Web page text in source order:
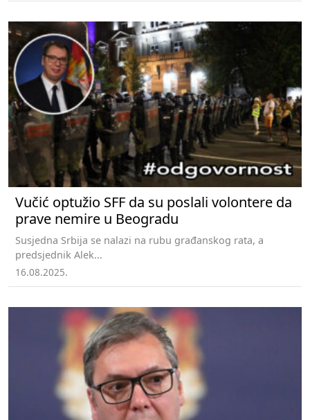
Vučić optužio SFF da su poslali volontere da
prave nemire u Beogradu
Susjedna Srbija se nalazi na rubu građanskog rata, a
predsjednik Alek...
16.08.2025.